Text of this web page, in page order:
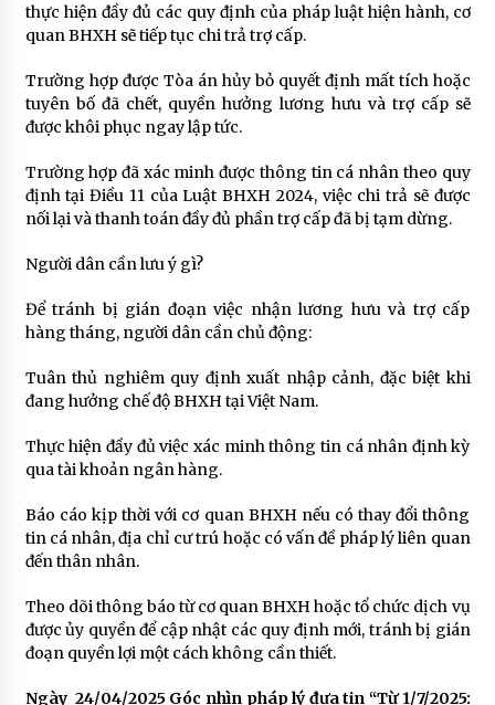
thực hiện đầy đủ các quy định của pháp luật hiện hành, cơ
quan BHXH sẽ tiếp tục chi trả trợ cấp.
Trường hợp được Tòa án hủy bỏ quyết định mất tích hoặc
tuyên bố đã chết, quyền hưởng lương hưu và trợ cấp sẽ
được khôi phục ngay lập tức.
Trường hợp đã xác minh được thông tin cá nhân theo quy
định tại Điều 11 của Luật BHXH 2024, việc chi trả sẽ được
nối lại và thanh toán đầy đủ phần trợ cấp đã bị tạm dừng.
Người dân cần lưu ý gì?
Để tránh bị gián đoạn việc nhận lương hưu và trợ cấp
hàng tháng, người dân cần chủ động:
Tuân thủ nghiêm quy định xuất nhập cảnh, đặc biệt khi
đang hưởng chế độ BHXH tại Việt Nam.
Thực hiện đầy đủ việc xác minh thông tin cá nhân định kỳ
qua tài khoản ngân hàng.
Báo cáo kịp thời với cơ quan BHXH nếu có thay đổi thông
tin cá nhân, địa chỉ cư trú hoặc có vấn đề pháp lý liên quan
đến thân nhân.
Theo dõi thông báo từ cơ quan BHXH hoặc tổ chức dịch vụ
được ủy quyền để cập nhật các quy định mới, tránh bị gián
đoạn quyền lợi một cách không cần thiết.
Ngày 24/04/2025 Góc nhìn pháp lý đưa tin “Từ 1/7/2025: